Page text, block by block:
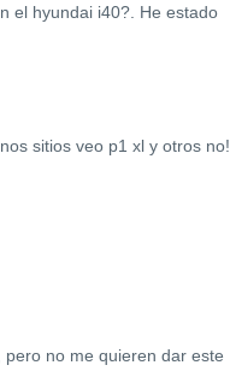
el hyundai i40?. He estado
sitios veo p1 xl y otros no!
no me quieren dar este